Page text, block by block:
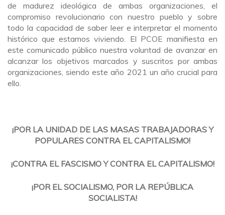
de madurez ideológica de ambas organizaciones, el
compromiso revolucionario con nuestro pueblo y sobre
todo la capacidad de saber leer e interpretar el momento
histórico que estamos viviendo. El PCOE manifiesta en
este comunicado público nuestra voluntad de avanzar en
alcanzar los objetivos marcados y suscritos por ambas
organizaciones, siendo este año 2021 un año crucial para
ello.
¡POR LA UNIDAD DE LAS MASAS TRABAJADORAS Y
POPULARES CONTRA EL CAPITALISMO!
¡CONTRA EL FASCISMO Y CONTRA EL CAPITALISMO!
¡POR EL SOCIALISMO, POR LA REPÚBLICA
SOCIALISTA!